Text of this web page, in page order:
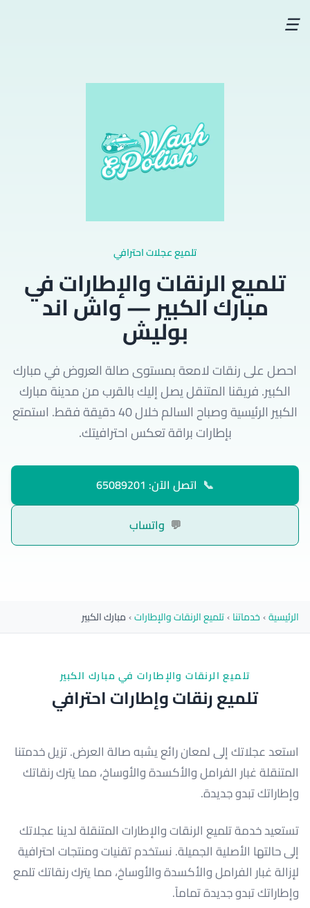
☰
تلميع عجلات احترافي
تلميع الرنقات والإطارات في
مبارك الكبير — واش اند
بوليش
احصل على رنقات لامعة بمستوى صالة العروض في مبارك
الكبير. فريقنا المتنقل يصل إليك بالقرب من مدينة مبارك
الكبير الرئيسية وصباح السالم خلال 40 دقيقة فقط. استمتع
بإطارات براقة تعكس احترافيتك.
📞 اتصل الآن: 65089201
💬 واتساب
الرئيسية›خدماتنا›تلميع الرنقات والإطارات›مبارك الكبير
تلميع الرنقات والإطارات في مبارك الكبير
تلميع رنقات وإطارات احترافي
استعد عجلاتك إلى لمعان رائع يشبه صالة العرض. تزيل خدمتنا
المتنقلة غبار الفرامل والأكسدة والأوساخ، مما يترك رنقاتك
وإطاراتك تبدو جديدة.
تستعيد خدمة تلميع الرنقات والإطارات المتنقلة لدينا عجلاتك
إلى حالتها الأصلية الجميلة. نستخدم تقنيات ومنتجات احترافية
لإزالة غبار الفرامل والأكسدة والأوساخ، مما يترك رنقاتك تلمع
وإطاراتك تبدو جديدة تماماً.